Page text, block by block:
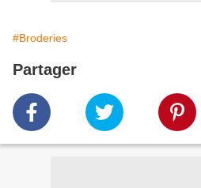
#Broderies
Partager